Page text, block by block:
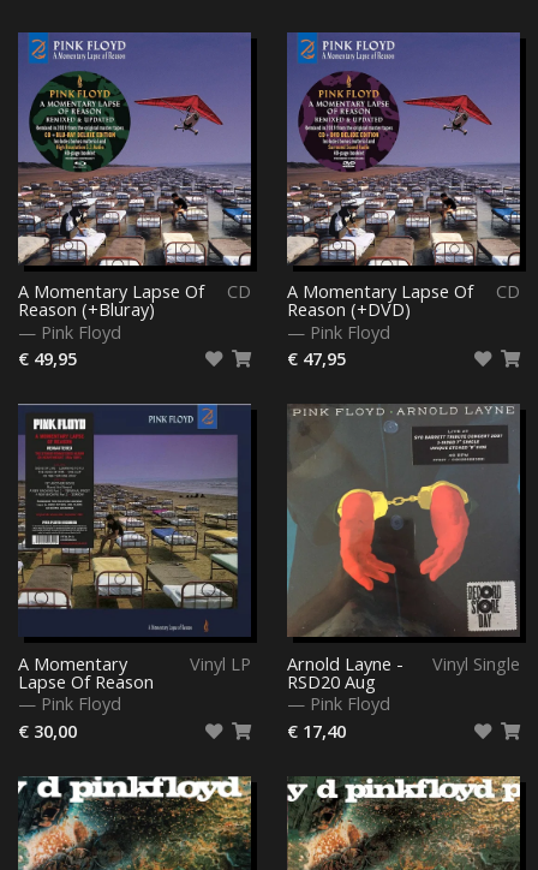
CD
A Momentary Lapse Of
Reason (+Bluray)
— Pink Floyd
€ 49,95
CD
A Momentary Lapse Of
Reason (+DVD)
— Pink Floyd
€ 47,95
Vinyl LP
A Momentary
Lapse Of Reason
— Pink Floyd
€ 30,00
Vinyl Single
Arnold Layne -
RSD20 Aug
— Pink Floyd
€ 17,40